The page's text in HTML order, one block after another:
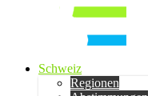
Schweiz
Regionen